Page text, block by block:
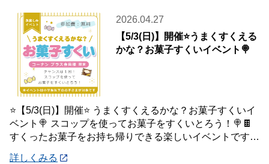
2026.04.27
【5/3(日)】開催⭐️うまくすくえる
かな？お菓子すくいイベント🍭
⭐️【5/3(日)】開催⭐️ うまくすくえるかな？お菓子すくいイ
ベント🍭 スコップを使ってお菓子をすくいとろう！🍭🍫
すくったお菓子をお持ち帰りできる楽しいイベントです♪
詳しくみる